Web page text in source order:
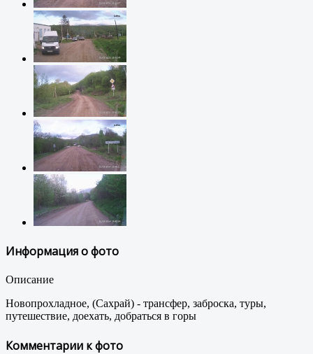
Информация о фото
Описание
Новопрохладное, (Сахрай) - трансфер, заброска, туры,
путешествие, доехать, добраться в горы
Комментарии к фото